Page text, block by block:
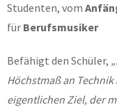
Studenten, vom
für Berufsmusiker
Befähigt den Schüler,
Höchstmaß an
eigentlichen Ziel, der